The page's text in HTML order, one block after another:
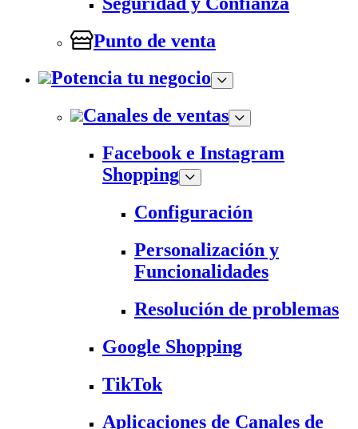
Punto de venta
Potencia tu negocio
Canales de ventas
Facebook e Instagram
Shopping
Configuración
Personalización y
Funcionalidades
Resolución de problemas
Google Shopping
TikTok
Aplicaciones de Canales de